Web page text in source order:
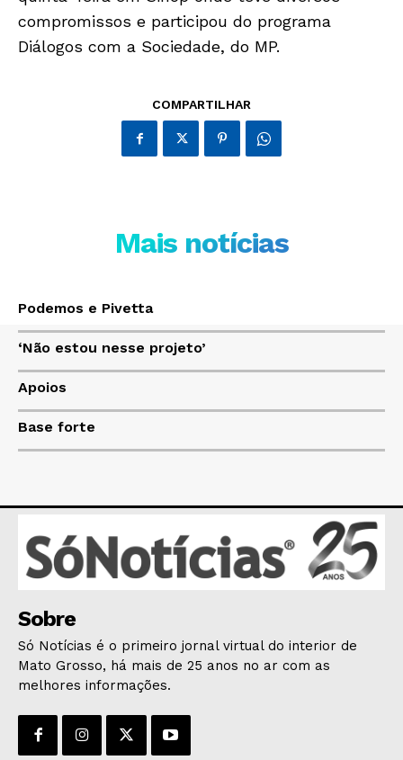
GERAL
AGRONOTÍCIAS
compromissos e participou do programa
Diálogos com a Sociedade, do MP.
COMPARTILHAR
Mais notícias
Podemos e Pivetta
‘Não estou nesse projeto’
Apoios
Base forte
Sobre
Só Notícias é o primeiro jornal virtual do interior de
Mato Grosso, há mais de 25 anos no ar com as
melhores informações.